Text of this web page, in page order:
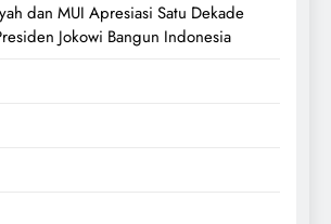
dan MUI Apresiasi Satu Dekade
Jokowi Bangun Indonesia